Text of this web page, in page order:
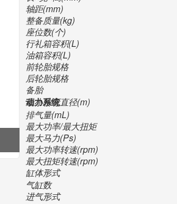
轴距(mm)
整备质量(kg)
座位数(个)
行礼箱容积(L)
油箱容积(L)
前轮胎规格
后轮胎规格
备胎
最小转弯直径(m)
动力系统
排气量(mL)
最大功率/最大扭矩
最大马力(Ps)
最大功率转速(rpm)
最大扭矩转速(rpm)
缸体形式
气缸数
进气形式